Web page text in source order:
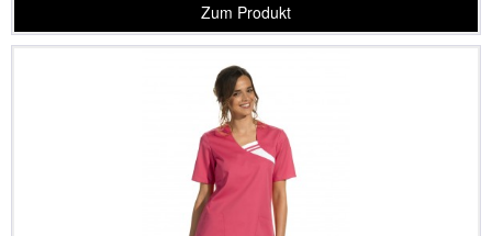
Zum Produkt